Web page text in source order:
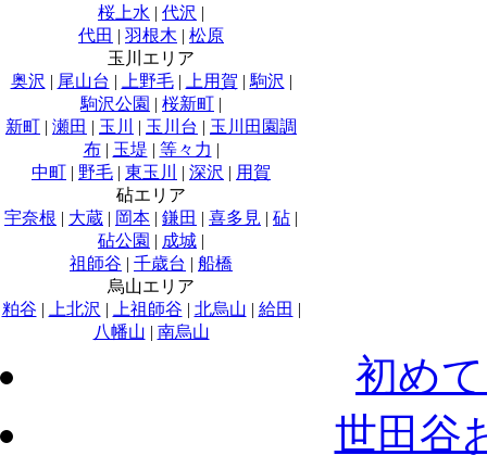
桜上水 | 代沢 |
代田 | 羽根木 | 松原
玉川エリア
奥沢 | 尾山台 | 上野毛| 上用賀 | 駒沢 |
駒沢公園 | 桜新町 |
新町 | 瀬田 | 玉川 | 玉川台 | 玉川田園調
布| 玉堤 | 等々力 |
中町 | 野毛 | 東玉川 | 深沢 | 用賀
砧エリア
宇奈根 | 大蔵 | 岡本 | 鎌田 | 喜多見 | 砧 |
砧公園 | 成城 |
祖師谷 | 千歳台 | 船橋
烏山エリア
粕谷 | 上北沢 | 上祖師谷 | 北烏山 | 給田 |
八幡山 | 南烏山
初め
世田谷